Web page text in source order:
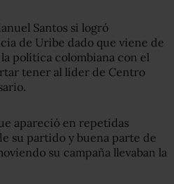
Santos si logró
de Uribe dado que viene de
política colombiana con el
tener al líder de Centro
apareció en repetidas
su partido y buena parte de
su campaña llevaban la